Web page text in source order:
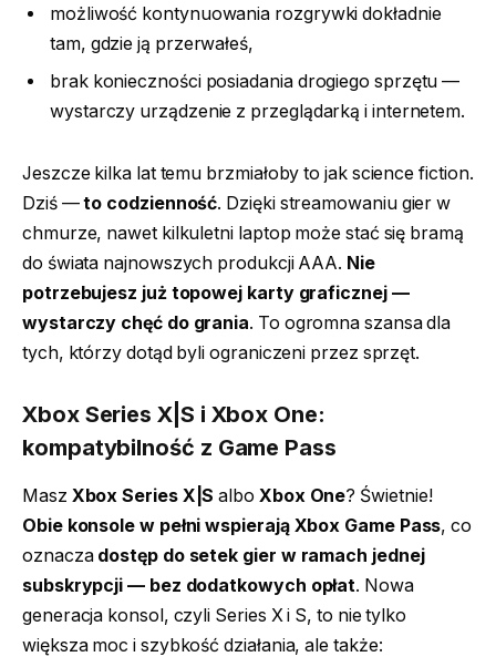
możliwość kontynuowania rozgrywki dokładnie
tam, gdzie ją przerwałeś,
brak konieczności posiadania drogiego sprzętu —
wystarczy urządzenie z przeglądarką i internetem.
Jeszcze kilka lat temu brzmiałoby to jak science fiction.
Dziś —to codzienność. Dzięki streamowaniu gier w
chmurze, nawet kilkuletni laptop może stać się bramą
do świata najnowszych produkcji AAA. Nie
potrzebujesz już topowej karty graficznej —
wystarczy chęć do grania. To ogromna szansa dla
tych, którzy dotąd byli ograniczeni przez sprzęt.
Xbox Series X|S i Xbox One:
kompatybilność z Game Pass
Masz Xbox Series X|S albo Xbox One? Świetnie!
Obie konsole w pełni wspierają Xbox Game Pass, co
oznacza dostęp do setek gier w ramach jednej
subskrypcji — bez dodatkowych opłat. Nowa
generacja konsol, czyli Series X i S, to nie tylko
większa moc i szybkość działania, ale także: